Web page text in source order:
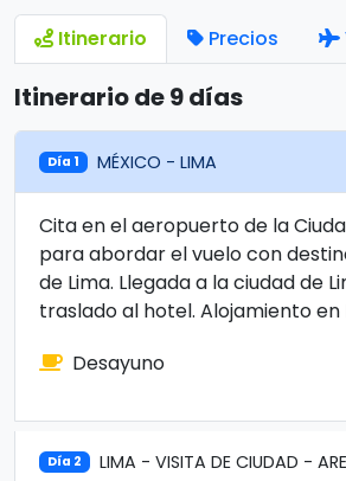
Itinerario Precios
Itinerario de 9 días
Día 1 MÉXICO - LIMA
Cita en el aeropuerto de la
para abordar el vuelo con
de Lima. Llegada a la ciudad de
traslado al hotel. Alojamiento en
Desayuno
Día 2 LIMA - VISITA DE CIUDAD -